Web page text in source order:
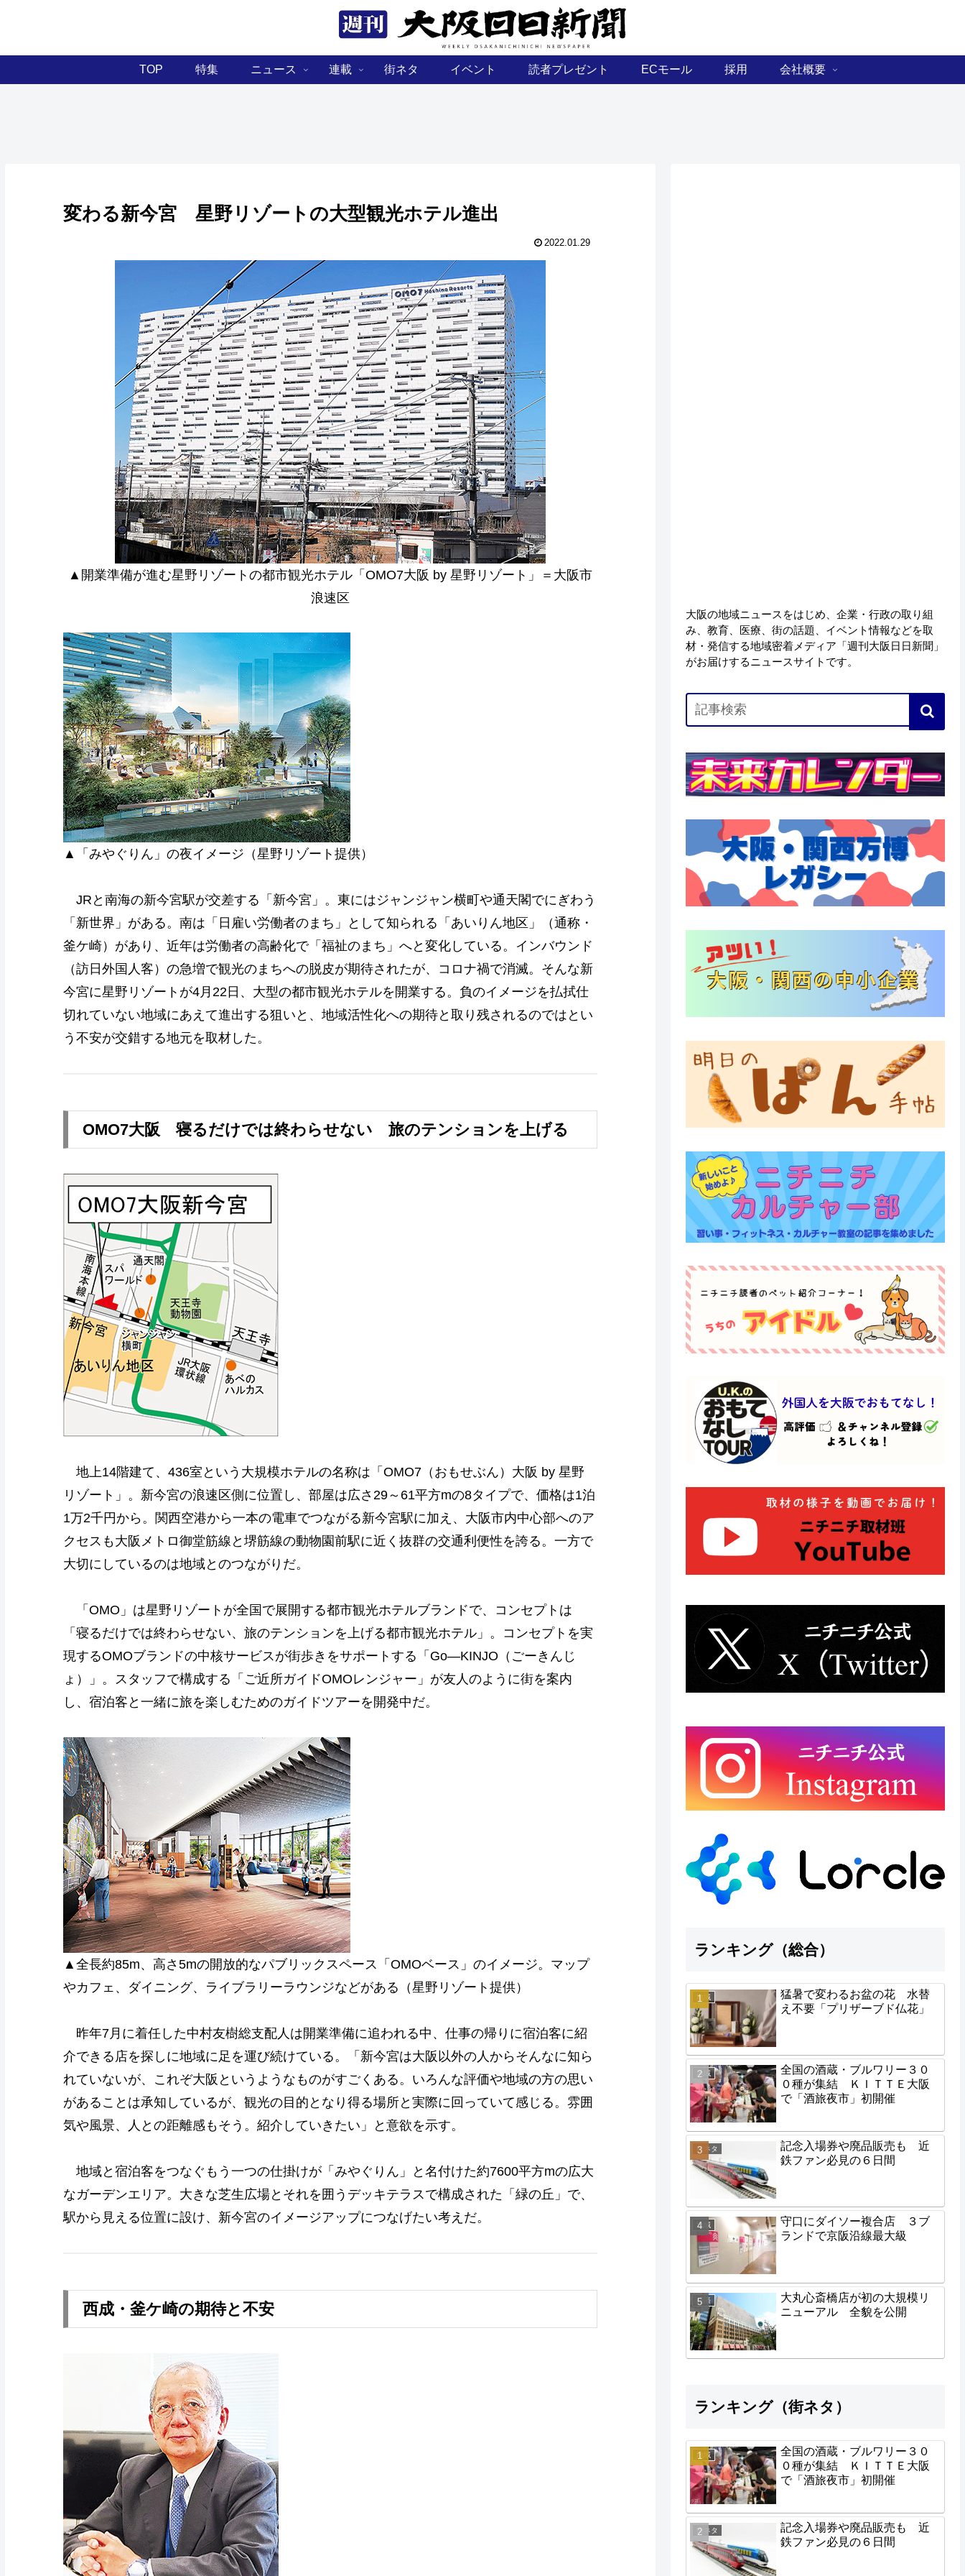
TOP 特集 ニュース 連載 街ネタ イベント 読者プレゼント ECモール 採用 会社概要
変わる新今宮 星野リゾートの大型観光ホテル進出
2022.01.29
▲開業準備が進む星野リゾートの都市観光ホテル「OMO7大阪 by 星野リゾート」＝大阪市
浪速区
▲「みやぐりん」の夜イメージ（星野リゾート提供）
JRと南海の新今宮駅が交差する「新今宮」。東にはジャンジャン横町や通天閣でにぎわう
「新世界」がある。南は「日雇い労働者のまち」として知られる「あいりん地区」（通称・
釜ケ崎）があり、近年は労働者の高齢化で「福祉のまち」へと変化している。インバウンド
（訪日外国人客）の急増で観光のまちへの脱皮が期待されたが、コロナ禍で消滅。そんな新
今宮に星野リゾートが4月22日、大型の都市観光ホテルを開業する。負のイメージを払拭仕
切れていない地域にあえて進出する狙いと、地域活性化への期待と取り残されるのではとい
う不安が交錯する地元を取材した。
OMO7大阪 寝るだけでは終わらせない 旅のテンションを上げる
地上14階建て、436室という大規模ホテルの名称は「OMO7（おもせぶん）大阪 by 星野
リゾート」。新今宮の浪速区側に位置し、部屋は広さ29～61平方mの8タイプで、価格は1泊
1万2千円から。関西空港から一本の電車でつながる新今宮駅に加え、大阪市内中心部へのア
クセスも大阪メトロ御堂筋線と堺筋線の動物園前駅に近く抜群の交通利便性を誇る。一方で
大切にしているのは地域とのつながりだ。
「OMO」は星野リゾートが全国で展開する都市観光ホテルブランドで、コンセプトは
「寝るだけでは終わらせない、旅のテンションを上げる都市観光ホテル」。コンセプトを実
現するOMOブランドの中核サービスが街歩きをサポートする「Go―KINJO（ごーきんじ
ょ）」。スタッフで構成する「ご近所ガイドOMOレンジャー」が友人のように街を案内
し、宿泊客と一緒に旅を楽しむためのガイドツアーを開発中だ。
▲全長約85m、高さ5mの開放的なパブリックスペース「OMOベース」のイメージ。マップ
やカフェ、ダイニング、ライブラリーラウンジなどがある（星野リゾート提供）
昨年7月に着任した中村友樹総支配人は開業準備に追われる中、仕事の帰りに宿泊客に紹
介できる店を探しに地域に足を運び続けている。「新今宮は大阪以外の人からそんなに知ら
れていないが、これぞ大阪というようなものがすごくある。いろんな評価や地域の方の思い
があることは承知しているが、観光の目的となり得る場所と実際に回っていて感じる。雰囲
気や風景、人との距離感もそう。紹介していきたい」と意欲を示す。
地域と宿泊客をつなぐもう一つの仕掛けが「みやぐりん」と名付けた約7600平方mの広大
なガーデンエリア。大きな芝生広場とそれを囲うデッキテラスで構成された「緑の丘」で、
駅から見える位置に設け、新今宮のイメージアップにつなげたい考えだ。
西成・釜ケ崎の期待と不安
大阪の地域ニュースをはじめ、企業・行政の取り組
み、教育、医療、街の話題、イベント情報などを取
材・発信する地域密着メディア「週刊大阪日日新聞」
がお届けするニュースサイトです。
ランキング（総合）
地域
猛暑で変わるお盆の花 水替
え不要「プリザーブド仏花」
地域
全国の酒蔵・ブルワリー３０
０種が集結 ＫＩＴＴＥ大阪
で「酒旅夜市」初開催
街ネタ
記念入場券や廃品販売も 近
鉄ファン必見の６日間
地域
守口にダイソー複合店 ３ブ
ランドで京阪沿線最大級
経済
大丸心斎橋店が初の大規模リ
ニューアル 全貌を公開
ランキング（街ネタ）
地域
全国の酒蔵・ブルワリー３０
０種が集結 ＫＩＴＴＥ大阪
で「酒旅夜市」初開催
街ネタ
記念入場券や廃品販売も 近
鉄ファン必見の６日間